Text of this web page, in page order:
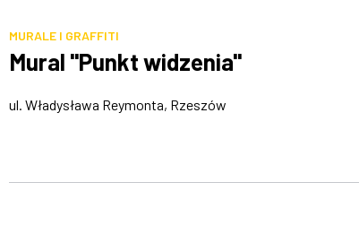
MURALE I GRAFFITI
Mural "Punkt widzenia"
ul. Władysława Reymonta, Rzeszów